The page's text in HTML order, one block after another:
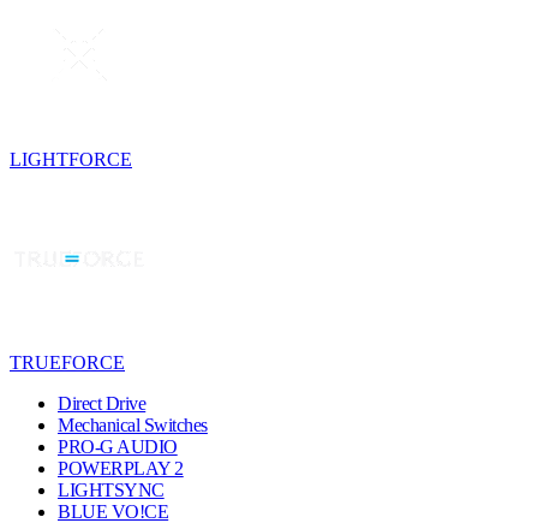
LIGHTFORCE
TRUEFORCE
Direct Drive
Mechanical Switches
PRO-G AUDIO
POWERPLAY 2
LIGHTSYNC
BLUE VO!CE